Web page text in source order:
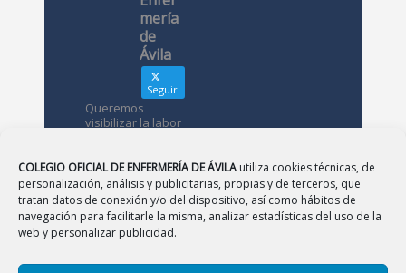
COLEGIO OFICIAL DE ENFERMERÍA DE ÁVILA utiliza cookies técnicas, de
personalización, análisis y publicitarias, propias y de terceros, que
tratan datos de conexión y/o del dispositivo, así como hábitos de
navegación para facilitarle la misma, analizar estadísticas del uso de la
web y personalizar publicidad.
mería
de
Ávila
Seguir
Queremos
visibilizar la labor
conoces?
Avatar Colegio
Oficial de
de Ávila